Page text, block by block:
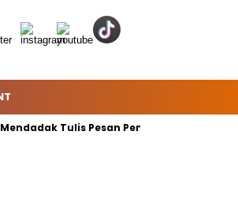
Tulis Pesan Penting di Instagram: